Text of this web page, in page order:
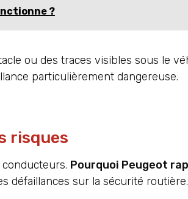
?
ou des traces visibles sous le
particulièrement dangereuse.
risques
conducteurs. Pourquoi Peugeot
défaillances sur la sécurité routière.